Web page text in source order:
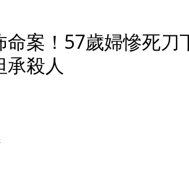
命案！57歲婦慘死刀
承殺人